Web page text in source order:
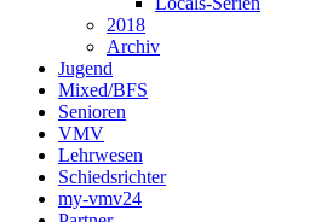
2018
Archiv
Jugend
Mixed/BFS
Senioren
VMV
Lehrwesen
Schiedsrichter
my-vmv24